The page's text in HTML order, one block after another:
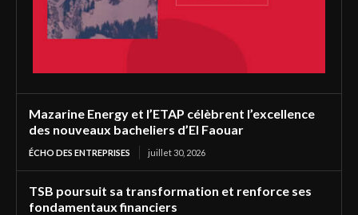
Mazarine Energy et l’ETAP célèbrent l’excellence
des nouveaux bacheliers d’El Faouar
ÉCHO DES ENTREPRISES juillet 30, 2026
TSB poursuit sa transformation et renforce ses
fondamentaux financiers